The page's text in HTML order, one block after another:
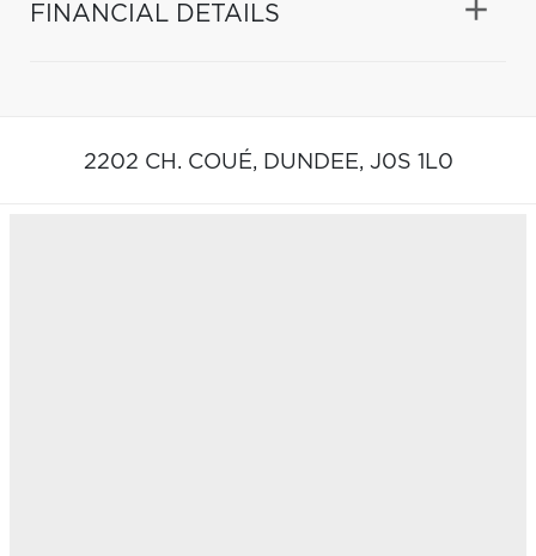
FINANCIAL DETAILS
2202 CH. COUÉ, DUNDEE, J0S 1L0